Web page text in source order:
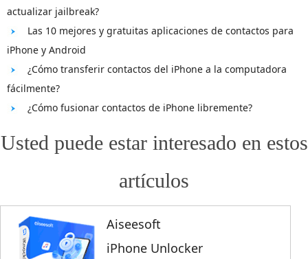
actualizar jailbreak?
Las 10 mejores y gratuitas aplicaciones de contactos para
iPhone y Android
¿Cómo transferir contactos del iPhone a la computadora
fácilmente?
¿Cómo fusionar contactos de iPhone libremente?
Usted puede estar interesado en estos
artículos
Aiseesoft
iPhone Unlocker